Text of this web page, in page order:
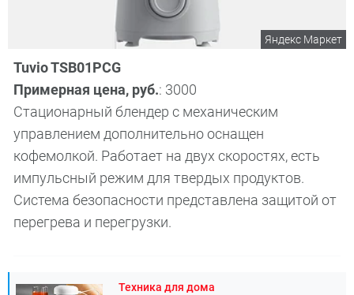
Яндекс Маркет
Tuvio TSB01PCG
Примерная цена, руб.: 3000
Стационарный блендер с механическим
управлением дополнительно оснащен
кофемолкой. Работает на двух скоростях, есть
импульсный режим для твердых продуктов.
Система безопасности представлена защитой от
перегрева и перегрузки.
Техника для дома